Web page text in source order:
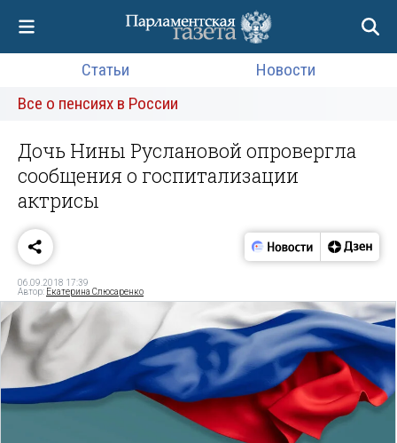
Статьи
Новости
Все о пенсиях в России
Дочь Нины Руслановой опровергла
сообщения о госпитализации
актрисы
06.09.2018 17:39
Автор: Екатерина Слюсаренко